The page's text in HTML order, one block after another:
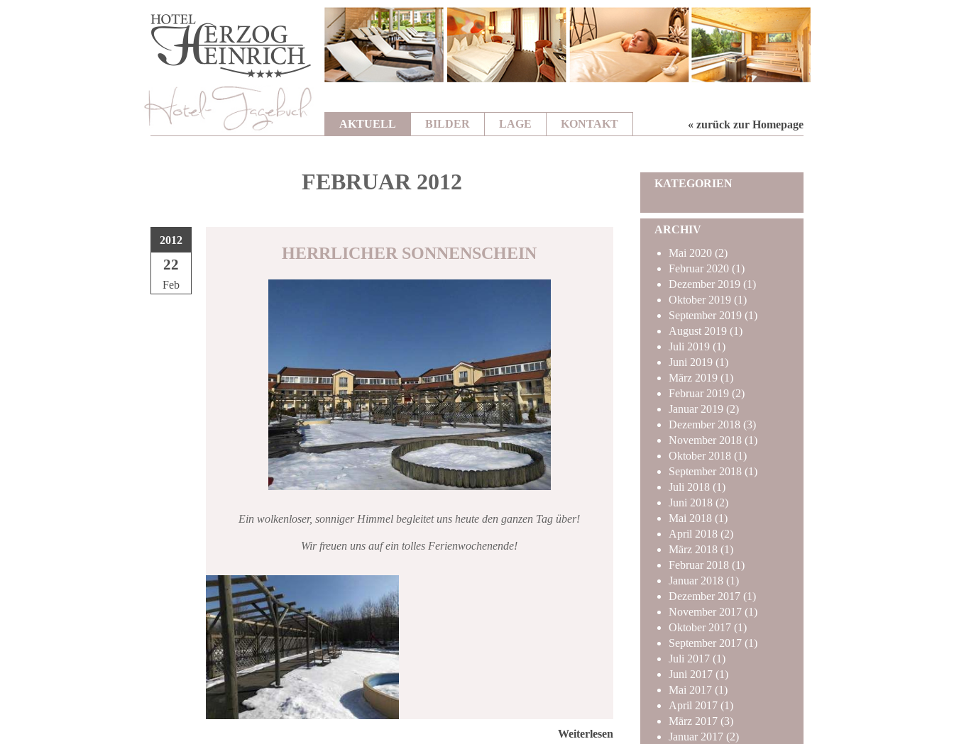
« zurück zur Homepage
AKTUELL BILDER LAGE KONTAKT
FEBRUAR 2012
2012
22
Feb
HERRLICHER SONNENSCHEIN
Ein wolkenloser, sonniger Himmel begleitet uns heute den ganzen Tag über!
Wir freuen uns auf ein tolles Ferienwochenende!
Weiterlesen
KATEGORIEN
ARCHIV
Mai 2020 (2)
Februar 2020 (1)
Dezember 2019 (1)
Oktober 2019 (1)
September 2019 (1)
August 2019 (1)
Juli 2019 (1)
Juni 2019 (1)
März 2019 (1)
Februar 2019 (2)
Januar 2019 (2)
Dezember 2018 (3)
November 2018 (1)
Oktober 2018 (1)
September 2018 (1)
Juli 2018 (1)
Juni 2018 (2)
Mai 2018 (1)
April 2018 (2)
März 2018 (1)
Februar 2018 (1)
Januar 2018 (1)
Dezember 2017 (1)
November 2017 (1)
Oktober 2017 (1)
September 2017 (1)
Juli 2017 (1)
Juni 2017 (1)
Mai 2017 (1)
April 2017 (1)
März 2017 (3)
Januar 2017 (2)